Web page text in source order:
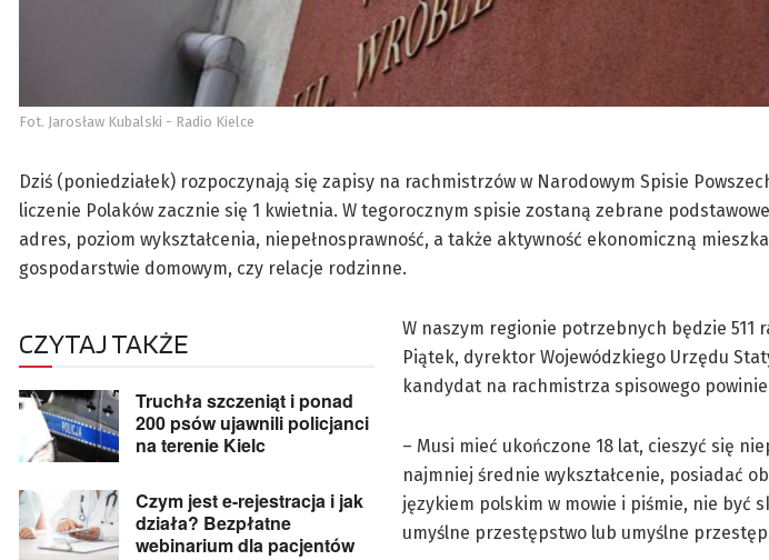
Fot. Jarosław Kubalski - Radio Kielce
Dziś (poniedziałek) rozpoczynają się zapisy na rachmistrzów w Narodowym Spisie
liczenie Polaków zacznie się 1 kwietnia. W tegorocznym spisie zostaną zebrane
adres, poziom wykształcenia, niepełnosprawność, a także aktywność ekonomiczną
gospodarstwie domowym, czy relacje rodzinne.
CZYTAJ TAKŻE
Truchła szczeniąt i ponad
200 psów ujawnili policjanci
na terenie Kielc
Czym jest e-rejestracja i jak
działa? Bezpłatne
webinarium dla pacjentów
W naszym regionie potrzebnych będzie 511
Piątek, dyrektor Wojewódzkiego Urzędu
kandydat na rachmistrza spisowego
– Musi mieć ukończone 18 lat, cieszyć się
najmniej średnie wykształcenie, posiadać
językiem polskim w mowie i piśmie, nie być
umyślne przestępstwo lub umyślne